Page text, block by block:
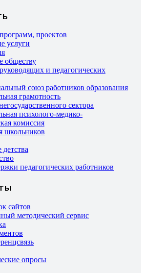
проектов
услуги
обществу
и педагогических
союз работников образования
грамотность
сектора
психолого-медико-
комиссия
школьников
детства
педагогических работников
сайтов
методический сервис
опросы